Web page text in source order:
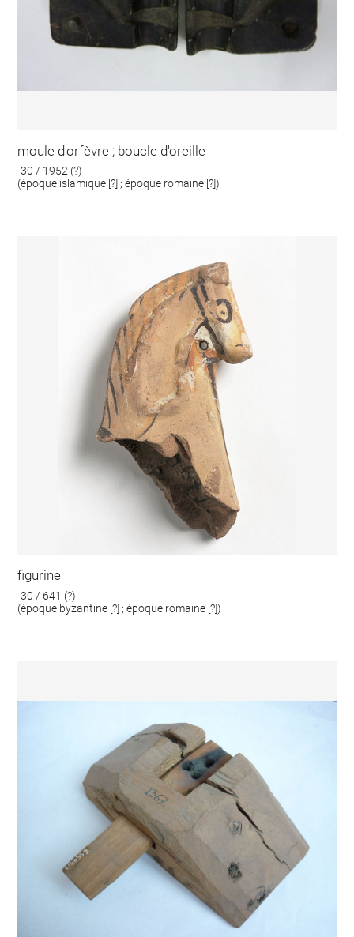
moule d'orfèvre ; boucle d'oreille
-30 / 1952 (?)
(époque islamique [?] ; époque romaine [?])
figurine
-30 / 641 (?)
(époque byzantine [?] ; époque romaine [?])